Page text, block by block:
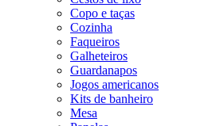
Copo e taças
Cozinha
Faqueiros
Galheteiros
Guardanapos
Jogos americanos
Kits de banheiro
Mesa